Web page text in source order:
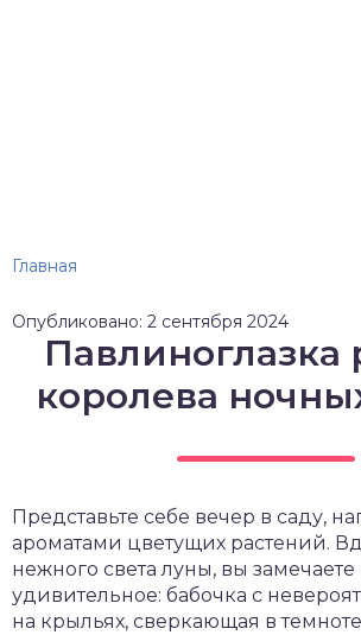
Главная
Опубликовано: 2 сентября 2024
Павлиноглазка
королева
Представьте себе вечер в саду,
ароматами цветущих растений.
нежного света луны, вы замечаете
удивительное: бабочка с
на крыльях, сверкающая в